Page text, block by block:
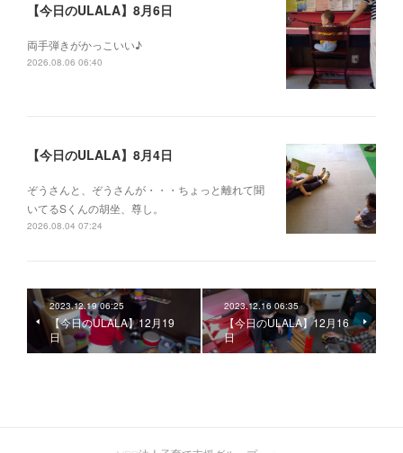
【今日のULALA】8月6日
両手弾きがかっこいい♪
2026.08.06 06:40
【今日のULALA】8月4日
ぞうさんと、ぞうさんが・・・ちょっと離れて聞
いてるSくんの胡坐、尊し。
2026.08.04 07:24
2023.12.19 06:25
【今日のULALA】12月19
日
2023.12.16 06:35
【今日のULALA】12月16
日